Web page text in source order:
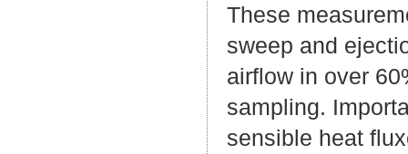
These
sweep and
airflow in over
sampling.
sensible heat